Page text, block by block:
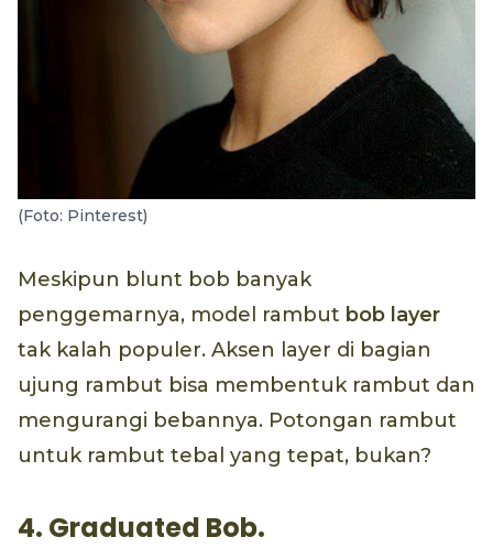
(Foto: Pinterest)
Meskipun blunt bob banyak
penggemarnya, model rambut bob layer
tak kalah populer. Aksen layer di bagian
ujung rambut bisa membentuk rambut dan
mengurangi bebannya. Potongan rambut
untuk rambut tebal yang tepat, bukan?
4. Graduated Bob.